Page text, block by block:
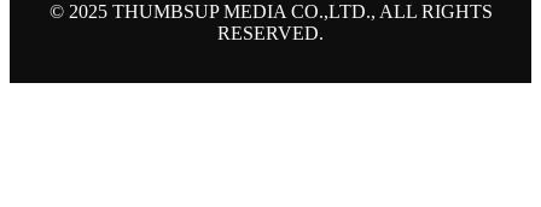
© 2025 THUMBSUP MEDIA CO.,LTD., ALL RIGHTS
RESERVED.